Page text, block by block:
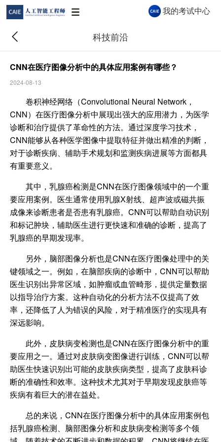
我的考试中心
科技前沿
CNN在医疗图像分析中的具体应用案例有哪些？
2024-08-13
卷积神经网络（Convolutional Neural Network，
CNN）在医疗图像分析中展现出强大的应用潜力，为医学
诊断和治疗提供了革命性的方法。通过深度学习技术，
CNN能够从各种医学图像中提取特征并做出精准的判断，
对于诊断疾病、辅助手术规划和监测疾病进展等方面都具
有重要意义。
其中，乳腺癌检测是CNN在医疗图像领域中的一个重
要应用案例。医生通常使用乳腺X射线、超声波或磁共振
成像来诊断患者是否患有乳腺癌。CNN可以帮助自动识别
和标记肿块，辅助医生进行更快速和准确的诊断，提高了
乳腺癌的早期发现率。
另外，脑部图像分析也是CNN在医疗图像处理中的关
键领域之一。例如，在脑部疾病的诊断中，CNN可以帮助
医生识别出异常区域，如肿瘤或血管畸形，提供定量数据
以指导治疗方案。这种自动化的分析方法不仅提高了效
率，还降低了人为错误的风险，对于精准医疗的实现具有
深远影响。
此外，皮肤病变检测也是CNN在医疗图像分析中的重
要应用之一。通过对皮肤病变图像进行训练，CNN可以帮
助医生快速识别出可能的皮肤疾病类型，提高了皮肤科诊
断的准确性和效率。这种技术尤其对于早期发现皮肤癌等
疾病有着巨大的潜在益处。
总的来说，CNN在医疗图像分析中的具体应用案例包
括乳腺癌检测、脑部图像分析和皮肤病变检测等多个领
CAIE AI 助手 · 秒级解答认证与报考问题
你好👋 我是 CAIE AI 助手，很高兴为你服
务！关于认证等级、报考流程、企业合作等
问题都可以问我。
19:25